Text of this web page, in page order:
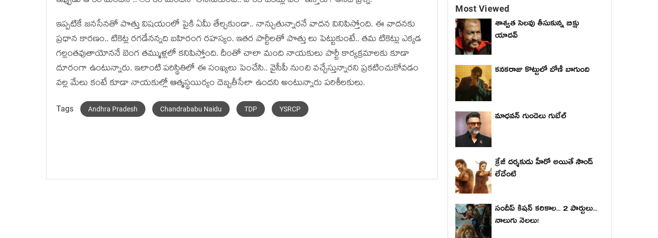
ఇప్ప‌టికే జ‌న‌సేన‌తో పొత్తు విష‌యంలో పైకి ఏమీ తేల్చ‌కుండా.. నాన్చుతున్నార‌నే వాద‌న వినిపిస్తోంది. ఈ వాద‌న‌కు
ప్ర‌ధాన కార‌ణం.. టికెట్ల ర‌గ‌డేన‌న్న‌ది బ‌హిరంగ ర‌హ‌స్యం. ఇత‌ర పార్టీల‌తో పొత్తు లు పెట్టుకుంటే.. త‌మ టికెట్లు ఎక్క‌డ
గ‌ల్లంత‌వుతాయోన‌నే బెంగ త‌మ్ముళ్ల‌లో క‌నిపిస్తోంది. దీంతో చాలా మంది నాయ‌కులు పార్టీ కార్య‌క్ర‌మాల‌కు కూడా
దూరంగా ఉంటున్నారు. ఇలాంటి ప‌రిస్థితిలో ఈ సంఖ్య‌లు పెంచేసి.. వైసీపీ నుంచి వ‌చ్చేస్తున్నార‌ని ప్ర‌క‌టించుకోవ‌డం
వ‌ల్ల మేలు కంటే కూడా నాయ‌కుల్లో ఆత్మ‌స్థ‌యిర్యం దెబ్బ‌తీసేలా ఉంద‌ని అంటున్నారు ప‌రిశీల‌కులు.
Tags Andhra Pradesh Chandrababu Naidu TDP YSRCP
Most Viewed
శాశ్వత సెలవు తీసుకున్న బిక్షు
యాదవ్
కనకరాజు కొట్టులో బోణీ బాగుంది
మాధ‌వ‌న్ గుండెలు గుబేల్‌
క్రేజీ దర్శకుడు హీరో అయితే సౌండ్
లేదేంటి
సందీప్ కిషన్ కరికాల... 2 పార్టులు...
నాలుగు నెలలు!